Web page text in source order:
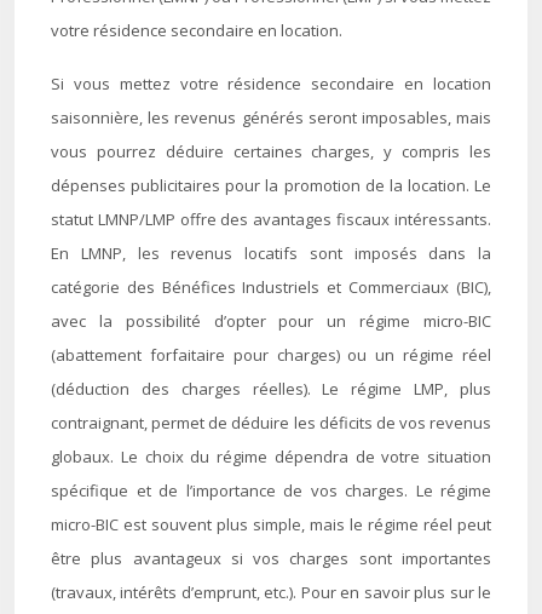
votre résidence secondaire en location.
Si vous mettez votre résidence secondaire en location
saisonnière, les revenus générés seront imposables, mais
vous pourrez déduire certaines charges, y compris les
dépenses publicitaires pour la promotion de la location. Le
statut LMNP/LMP offre des avantages fiscaux intéressants.
En LMNP, les revenus locatifs sont imposés dans la
catégorie des Bénéfices Industriels et Commerciaux (BIC),
avec la possibilité d’opter pour un régime micro-BIC
(abattement forfaitaire pour charges) ou un régime réel
(déduction des charges réelles). Le régime LMP, plus
contraignant, permet de déduire les déficits de vos revenus
globaux. Le choix du régime dépendra de votre situation
spécifique et de l’importance de vos charges. Le régime
micro-BIC est souvent plus simple, mais le régime réel peut
être plus avantageux si vos charges sont importantes
(travaux, intérêts d’emprunt, etc.). Pour en savoir plus sur le